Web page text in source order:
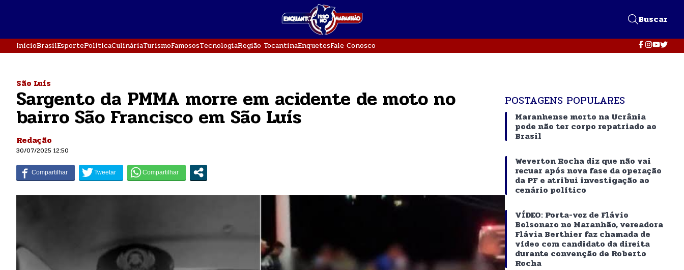
Buscar
InícioBrasilEsportePolíticaCulináriaTurismoFamososTecnologiaRegião TocantinaEnquetesFale Conosco
São Luís
Sargento da PMMA morre em acidente de moto no
bairro São Francisco em São Luís
Redação
30/07/2025 12:50
POSTAGENS POPULARES
Maranhense morto na Ucrânia
pode não ter corpo repatriado ao
Brasil
Weverton Rocha diz que não vai
recuar após nova fase da operação
da PF e atribui investigação ao
cenário político
VÍDEO: Porta-voz de Flávio
Bolsonaro no Maranhão, vereadora
Flávia Berthier faz chamada de
vídeo com candidato da direita
durante convenção de Roberto
Rocha